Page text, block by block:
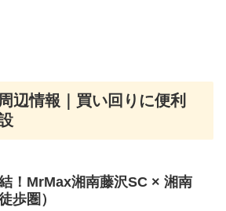
辺情報｜買い回りに便利
！MrMax湘南藤沢SC × 湘南
歩圏）